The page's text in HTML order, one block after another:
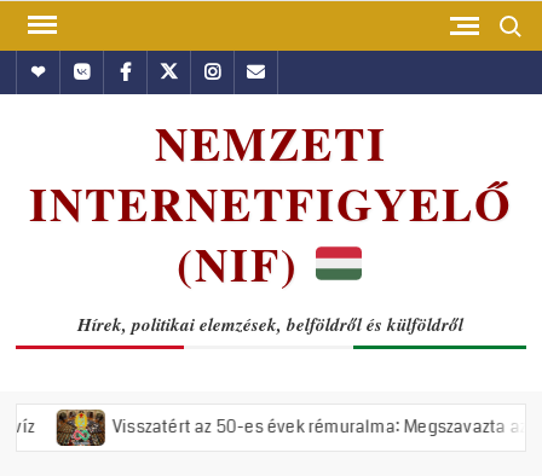
Skip
contentHundubVkontakte
Facebook
TwitterInstagram
Email
NEMZETI
INTERNETFIGYELŐ
(NIF)
Hírek, politikai elemzések, belföldről és külföldről
Visszatért az 50-es évek rémuralma: Megszavazta az